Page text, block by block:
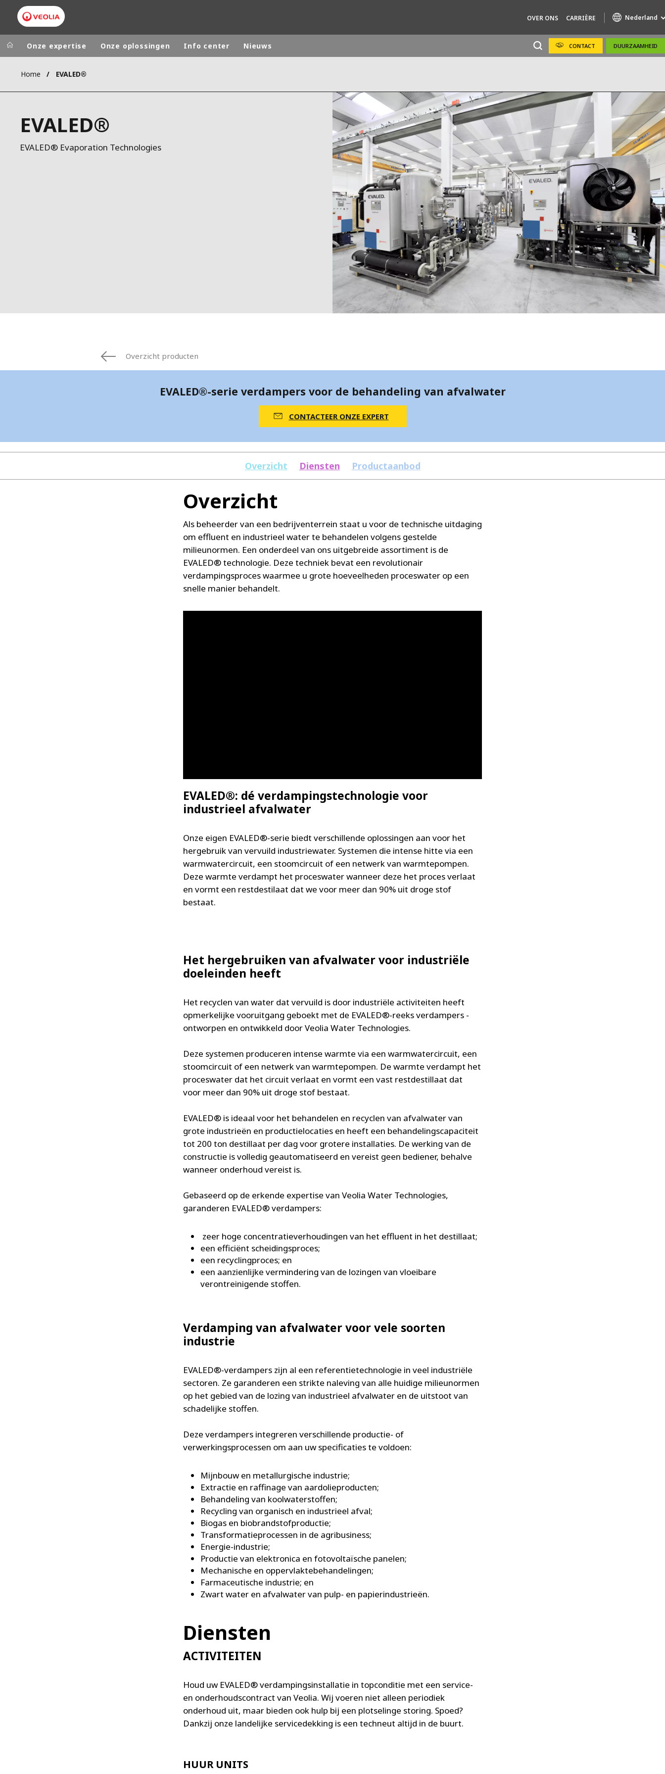
OVER ONS CARRIÈRE Nederland
Worldwide
SVERIGE
ANOXKALDNES
AQUAFLOW
BIOTHANE
ELGA
EVALED
HPD
HYDROTECH
MPP SYSTEMS
OTV
PMT
WESTGARTH
WHITTIER
Onze expertise Onze oplossingen Info center Nieuws CONTACT DUURZAAMHEID
Home EVALED®
EVALED®
EVALED® Evaporation Technologies
Overzicht producten
EVALED®-serie verdampers voor de behandeling van afvalwater
CONTACTEER ONZE EXPERT
Overzicht Diensten Productaanbod
Overzicht
Als beheerder van een bedrijventerrein staat u voor de technische uitdaging
om effluent en industrieel water te behandelen volgens gestelde
milieunormen. Een onderdeel van ons uitgebreide assortiment is de
EVALED® technologie. Deze techniek bevat een revolutionair
verdampingsproces waarmee u grote hoeveelheden proceswater op een
snelle manier behandelt.
EVALED®: dé verdampingstechnologie voor
industrieel afvalwater
Onze eigen EVALED®-serie biedt verschillende oplossingen aan voor het
hergebruik van vervuild industriewater. Systemen die intense hitte via een
warmwatercircuit, een stoomcircuit of een netwerk van warmtepompen.
Deze warmte verdampt het proceswater wanneer deze het proces verlaat
en vormt een restdestilaat dat we voor meer dan 90% uit droge stof
bestaat.
Het hergebruiken van afvalwater voor industriële
doeleinden heeft
Het recyclen van water dat vervuild is door industriële activiteiten heeft
opmerkelijke vooruitgang geboekt met de EVALED®-reeks verdampers -
ontworpen en ontwikkeld door Veolia Water Technologies.
Deze systemen produceren intense warmte via een warmwatercircuit, een
stoomcircuit of een netwerk van warmtepompen. De warmte verdampt het
proceswater dat het circuit verlaat en vormt een vast restdestillaat dat
voor meer dan 90% uit droge stof bestaat.
EVALED® is ideaal voor het behandelen en recyclen van afvalwater van
grote industrieën en productielocaties en heeft een behandelingscapaciteit
tot 200 ton destillaat per dag voor grotere installaties. De werking van de
constructie is volledig geautomatiseerd en vereist geen bediener, behalve
wanneer onderhoud vereist is.
Gebaseerd op de erkende expertise van Veolia Water Technologies,
garanderen EVALED® verdampers:
zeer hoge concentratieverhoudingen van het effluent in het destillaat;
een efficiënt scheidingsproces;
een recyclingproces; en
een aanzienlijke vermindering van de lozingen van vloeibare
verontreinigende stoffen.
Verdamping van afvalwater voor vele soorten
industrie
EVALED®-verdampers zijn al een referentietechnologie in veel industriële
sectoren. Ze garanderen een strikte naleving van alle huidige milieunormen
op het gebied van de lozing van industrieel afvalwater en de uitstoot van
schadelijke stoffen.
Deze verdampers integreren verschillende productie- of
verwerkingsprocessen om aan uw specificaties te voldoen:
Mijnbouw en metallurgische industrie;
Extractie en raffinage van aardolieproducten;
Behandeling van koolwaterstoffen;
Recycling van organisch en industrieel afval;
Biogas en biobrandstofproductie;
Transformatieprocessen in de agribusiness;
Energie-industrie;
Productie van elektronica en fotovoltaïsche panelen;
Mechanische en oppervlaktebehandelingen;
Farmaceutische industrie; en
Zwart water en afvalwater van pulp- en papierindustrieën.
Diensten
ACTIVITEITEN
Houd uw EVALED® verdampingsinstallatie in topconditie met een service-
en onderhoudscontract van Veolia. Wij voeren niet alleen periodiek
onderhoud uit, maar bieden ook hulp bij een plotselinge storing. Spoed?
Dankzij onze landelijke servicedekking is een techneut altijd in de buurt.
HUUR UNITS